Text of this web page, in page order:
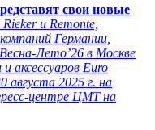
свои новые
и Remonte,
Германии,
Лето’26 в Москве
аксессуаров Euro
августа 2025 г. на
центре ЦМТ на